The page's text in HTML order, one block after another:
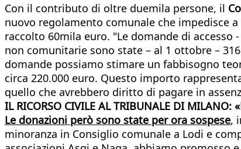
Con il contributo di oltre duemila persone, il
nuovo regolamento comunale che impedisce
raccolto 60mila euro. "Le domande di
non comunitarie sono state – al 1 ottobre –
domande possiamo stimare un fabbisogno
circa 220.000 euro. Questo importo
quello che avrebbero diritto di pagare in
IL RICORSO CIVILE AL TRIBUNALE DI MILANO:
Le donazioni però sono state per ora sospese,
minoranza in Consiglio comunale a Lodi e